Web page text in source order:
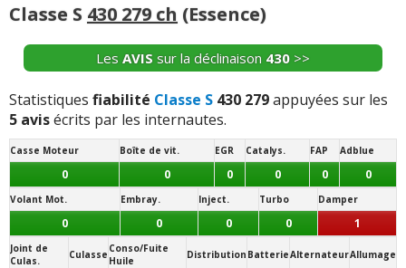
Impossible a ouvrir - Peux t'on démonter la cloison en
tôle qui se trouve derrière le dossier du siège arrière -
-L'électronique .....(+)
-Vitre electriques les 4 hs ,sieges electrique avant hs, toit
ouvrant hs.... Suspension pneumatique Airmatic, tres
decevant
-Aide au stationnement un peu sensible en cas de pluie
(+)
Classe S 430 279 ch (Essence)
Les AVIS sur la déclinaison 430 >>
Statistiques fiabilité Classe S 430 279appuyées sur les
5 avisécrits par les internautes.
Casse Moteur Boîte de vit. EGR Catalys. FAP Adblue
0 0 0 0 0 0
Volant Mot. Embray. Inject. Turbo Damper
0 0 0 0 1
Joint de
Culas.
Culasse Conso/Fuite
Huile
Distribution BatterieAlternateurAllumage